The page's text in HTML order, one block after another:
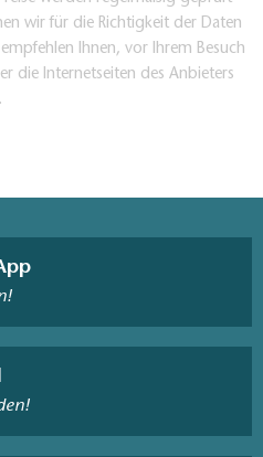
wir für die Richtigkeit der Daten
Ihnen, vor Ihrem Besuch
die Internetseiten des Anbieters